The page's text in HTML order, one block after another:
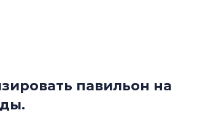
павильон нарынок апарт-